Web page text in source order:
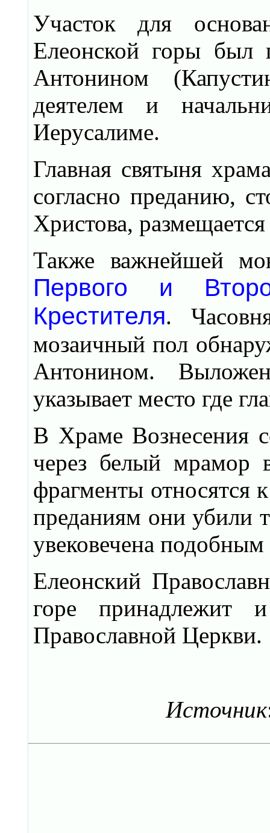
Участок для
Елеонской горы был
Антонином
деятелем и
Иерусалиме.
Главная святыня
согласно преданию,
Христова,
Также важнейшей
Первого и
Крестителя.
мозаичный пол
Антонином.
указывает место где
В Храме Вознесения
через белый мрамор
фрагменты относятся
преданиям они убили
увековечена
Елеонский
горе принадлежит
Православной Церкви.
Источник